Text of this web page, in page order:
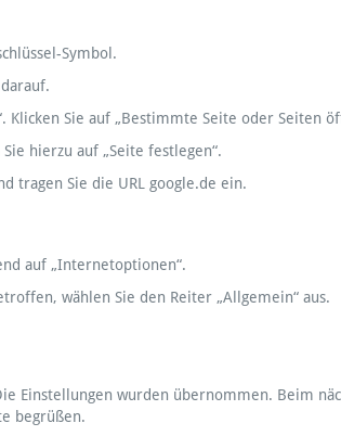
Symbol.
Sie auf „Bestimmte Seite oder Seiten
hierzu auf „Seite festlegen“.
tragen Sie die URL google.de ein.
auf „Internetoptionen“.
wählen Sie den Reiter „Allgemein“ aus.
Einstellungen wurden übernommen. Beim
begrüßen.